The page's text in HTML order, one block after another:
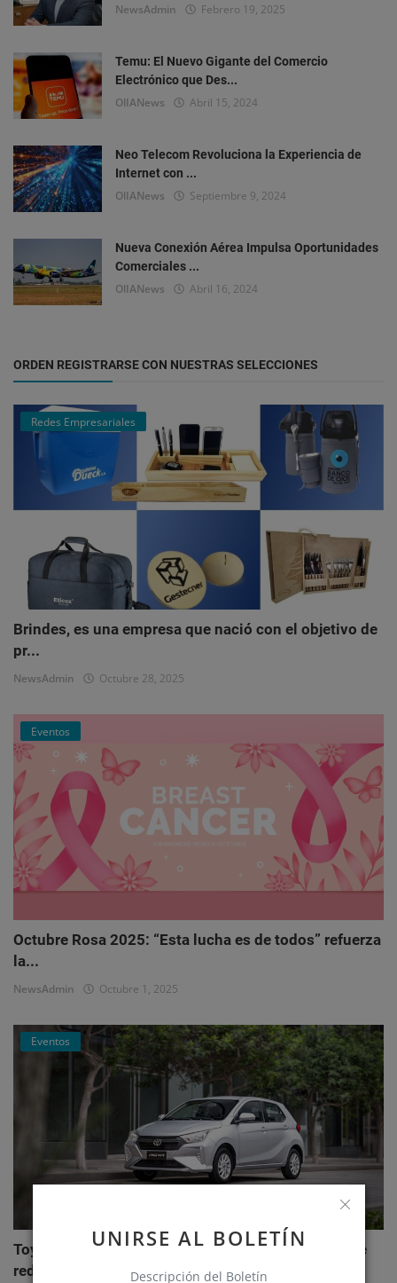
UNIRSE AL BOLETÍN
Descripción del Boletín
NewsAdmin Febrero 19, 2025
Temu: El Nuevo Gigante del Comercio
Electrónico que Des...
OlIANews Abril 15, 2024
Neo Telecom Revoluciona la Experiencia de
Internet con ...
OlIANews Septiembre 9, 2024
Nueva Conexión Aérea Impulsa Oportunidades
Comerciales ...
OlIANews Abril 16, 2024
ORDEN REGISTRARSE CON NUESTRAS SELECCIONES
Redes Empresariales
Brindes, es una empresa que nació con el objetivo de
pr...
NewsAdmin Octubre 28, 2025
Eventos
Octubre Rosa 2025: “Esta lucha es de todos” refuerza
la...
NewsAdmin Octubre 1, 2025
Eventos
Toyota AGYA: el nuevo hatchback de Toyotoshi que
redefi...